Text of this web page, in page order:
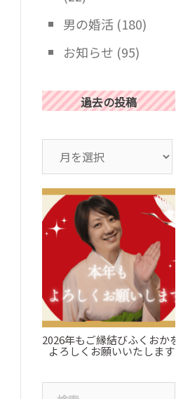
男の婚活 (180)
お知らせ (95)
過去の投稿
ー
カ
イ
ブ
2026年もご縁結びふくおかを
よろしくお願いいたします